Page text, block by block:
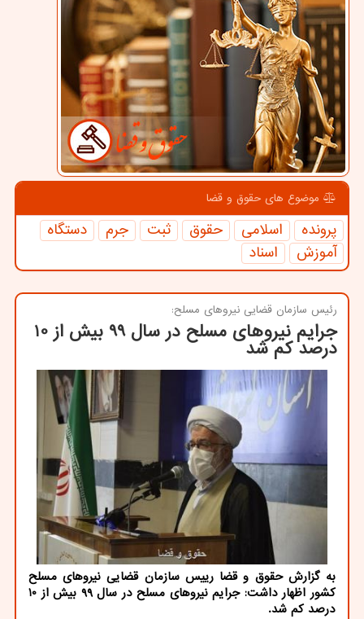
موضوع های حقوق و قضا
پرونده اسلامی حقوق ثبت جرم
دستگاه
آموزش
اسناد
رئیس سازمان قضایی نیروهای مسلح:
جرایم نیروهای مسلح در سال 99 بیش از 10
درصد كم شد
به گزارش حقوق و قضا رییس سازمان قضایی نیروهای مسلح
کشور اظهار داشت: جرایم نیروهای مسلح در سال 99 بیش از 10
درصد کم شد.